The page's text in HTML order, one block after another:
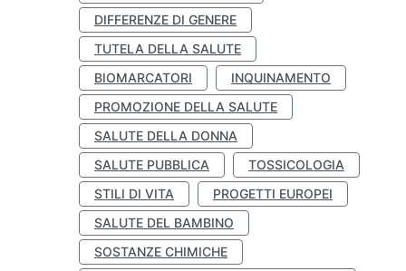
DIFFERENZE DI GENERE
TUTELA DELLA SALUTE
BIOMARCATORI
INQUINAMENTO
PROMOZIONE DELLA SALUTE
SALUTE DELLA DONNA
SALUTE PUBBLICA
TOSSICOLOGIA
STILI DI VITA
PROGETTI EUROPEI
SALUTE DEL BAMBINO
SOSTANZE CHIMICHE